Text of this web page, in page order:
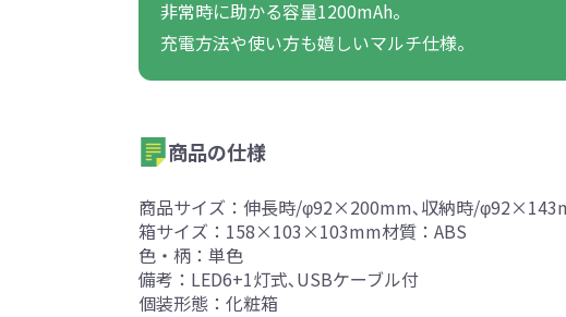
スマホに役立つノベルティグッ
ズ
非常時に助かる容量1200mAh。
充電方法や使い方も嬉しいマルチ仕様。
商品の仕様
商品サイズ：伸長時/φ92×200mm､収納時/
箱サイズ：158×103×103mm材質：ABS
色・柄：単色
備考：LED6+1灯式､USBケーブル付
個装形態：化粧箱